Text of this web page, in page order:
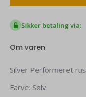
kumme
Sikker betaling via:
Om varen
Silver Performeret
Farve: Sølv